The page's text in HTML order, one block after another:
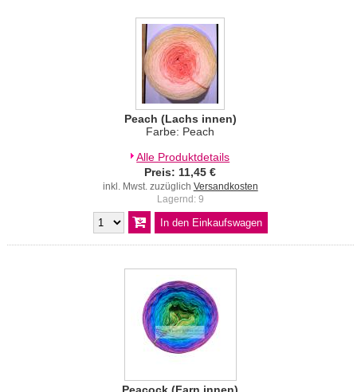
Peach (Lachs innen)
Farbe: Peach
Alle Produktdetails
Preis: 11,45 €
inkl. Mwst. zuzüglich Versandkosten
Lagernd: 9